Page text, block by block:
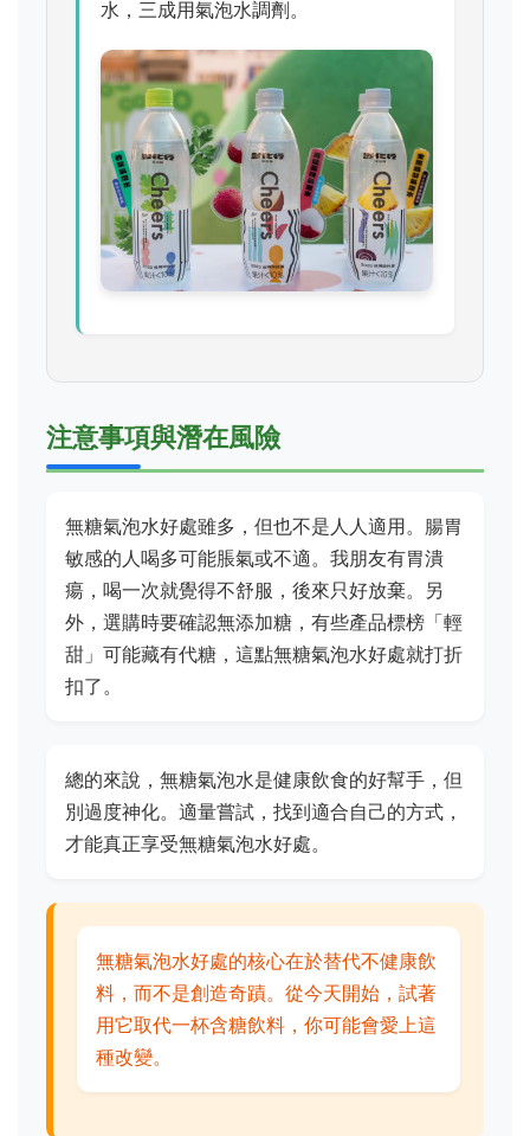
水，三成用氣泡水調劑。
注意事項與潛在風險
無糖氣泡水好處雖多，但也不是人人適用。腸胃
敏感的人喝多可能脹氣或不適。我朋友有胃潰
瘍，喝一次就覺得不舒服，後來只好放棄。另
外，選購時要確認無添加糖，有些產品標榜「輕
甜」可能藏有代糖，這點無糖氣泡水好處就打折
扣了。
總的來說，無糖氣泡水是健康飲食的好幫手，但
別過度神化。適量嘗試，找到適合自己的方式，
才能真正享受無糖氣泡水好處。
無糖氣泡水好處的核心在於替代不健康飲
料，而不是創造奇蹟。從今天開始，試著
用它取代一杯含糖飲料，你可能會愛上這
種改變。